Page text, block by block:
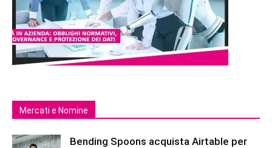
Mercati e Nomine
Bending Spoons acquista Airtable per